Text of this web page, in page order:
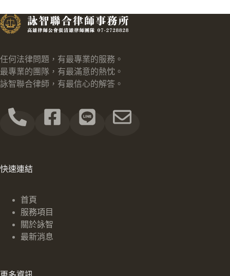
任何法律問題，有最專業的服務。
最專業的團隊，有最滿意的熱忱。
詠智聯合律師，有最信心的解答。
快速連結
首頁
服務項目
關於詠智
最新消息